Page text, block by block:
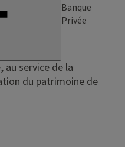
Banque
Privée
au service de la
du patrimoine de